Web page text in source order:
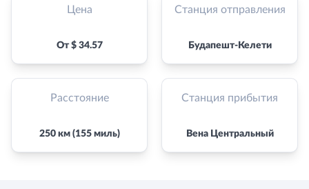
Цена
От $ 34.57
Расстояние
250 км (155 миль)
Станция отправления
Будапешт-Келети
Станция прибытия
Вена Центральный